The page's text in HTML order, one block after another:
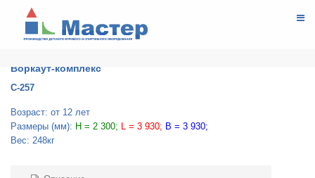
Воркаут-комплекс
С-257
Возраст: от 12 лет
Размеры (мм): H = 2 300; L = 3 930; B = 3 930;
Вес: 248кг